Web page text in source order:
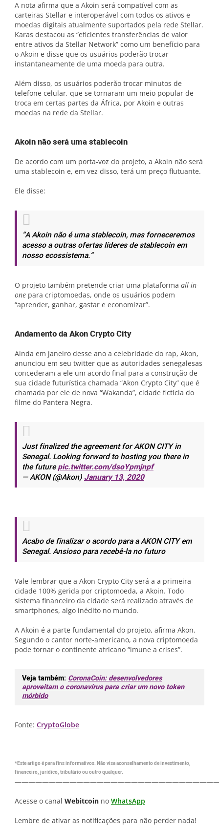
A nota afirma que a Akoin será compatível com as
carteiras Stellar e interoperável com todos os ativos e
moedas digitais atualmente suportados pela rede Stellar.
Karas destacou as “eficientes transferências de valor
entre ativos da Stellar Network” como um benefício para
o Akoin e disse que os usuários poderão trocar
instantaneamente de uma moeda para outra.
Além disso, os usuários poderão trocar minutos de
telefone celular, que se tornaram um meio popular de
troca em certas partes da África, por Akoin e outras
moedas na rede da Stellar.
Akoin não será uma stablecoin
De acordo com um porta-voz do projeto, a Akoin não será
uma stablecoin e, em vez disso, terá um preço flutuante.
Ele disse:
“A Akoin não é uma stablecoin, mas forneceremos
acesso a outras ofertas líderes de stablecoin em
nosso ecossistema.”
O projeto também pretende criar uma plataforma all-in-
one para criptomoedas, onde os usuários podem
“aprender, ganhar, gastar e economizar”.
Andamento da Akon Crypto City
Ainda em janeiro desse ano a celebridade do rap, Akon,
anunciou em seu twitter que as autoridades senegalesas
concederam a ele um acordo final para a construção de
sua cidade futurística chamada “Akon Crypto City” que é
chamada por ele de nova “Wakanda”, cidade fictícia do
filme do Pantera Negra.
Just finalized the agreement for AKON CITY in
Senegal. Looking forward to hosting you there in
the futurepic.twitter.com/dsoYpmjnpf
— AKON (@Akon)January 13, 2020
Acabo de finalizar o acordo para a AKON CITY em
Senegal. Ansioso para recebê-la no futuro
Vale lembrar que a Akon Crypto City será a a primeira
cidade 100% gerida por criptomoeda, a Akoin. Todo
sistema financeiro da cidade será realizado através de
smartphones, algo inédito no mundo.
A Akoin é a parte fundamental do projeto, afirma Akon.
Segundo o cantor norte-americano, a nova criptomoeda
pode tornar o continente africano “imune a crises”.
Veja também: CoronaCoin: desenvolvedores
aproveitam o coronavírus para criar um novo token
mórbido
Fonte: CryptoGlobe
*Este artigo é para fins informativos. Não visa aconselhamento de investimento,
financeiro, jurídico, tributário ou outro qualquer.
Acesse o canal Webitcoin no WhatsApp
Lembre de ativar as notificações para não perder nada!